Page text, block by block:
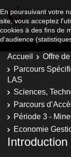
En poursuivant votre
site, vous acceptez
cookies à des fins de
d'audience
Accueil
Offre
Parcours
LAS
Sciences,
Parcours
Période 3 -
Economie